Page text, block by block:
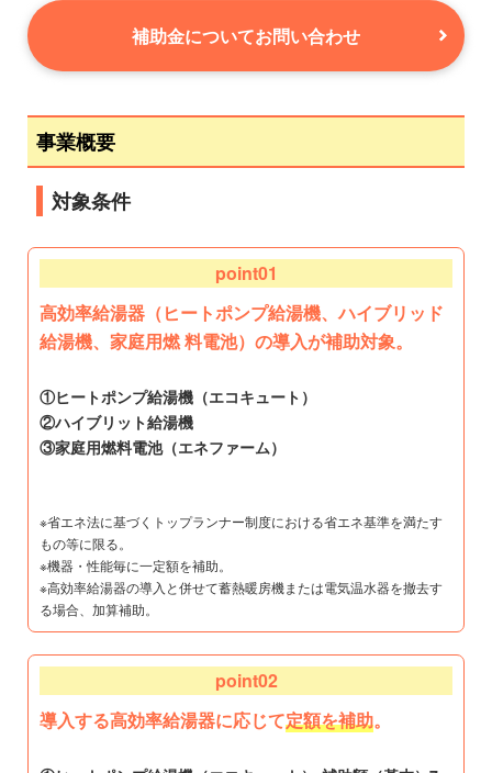
補助金についてお問い合わせ
事業概要
対象条件
point01
高効率給湯器（ヒートポンプ給湯機、ハイブリッド
給湯機、家庭用燃 料電池）の導入が補助対象。
①ヒートポンプ給湯機（エコキュート）
②ハイブリット給湯機
③家庭用燃料電池（エネファーム）
※省エネ法に基づくトップランナー制度における省エネ基準を満たす
もの等に限る。
※機器・性能毎に一定額を補助。
※高効率給湯器の導入と併せて蓄熱暖房機または電気温水器を撤去す
る場合、加算補助。
point02
導入する高効率給湯器に応じて定額を補助。